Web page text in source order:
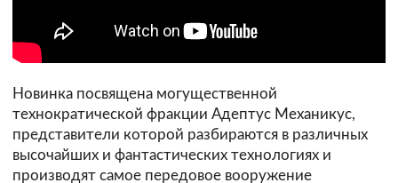
Новинка посвящена могущественной
технократической фракции Адептус Механикус,
представители которой разбираются в различных
высочайших и фантастических технологиях и
производят самое передовое вооружение